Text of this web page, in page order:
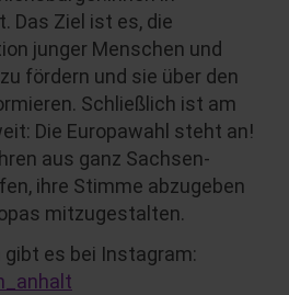
Das Ziel ist es, die
junger Menschen und
fördern und sie über den
Schließlich ist am
Die Europawahl steht an!
aus ganz Sachsen-
ihre Stimme abzugeben
mitzugestalten.
es bei Instagram: